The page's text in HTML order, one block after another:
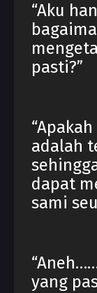
“Aku
pasti?”
adalah
dapat
sami
yang